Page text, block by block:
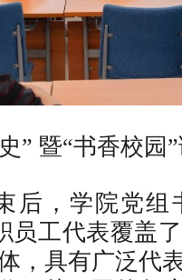
” 暨“书香校园
后，学院党组
员工代表覆盖
，具有广泛代